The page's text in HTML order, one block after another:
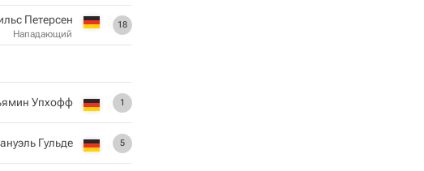
18
Петерсен
Нападающий
1
Упхофф
5
Гульде